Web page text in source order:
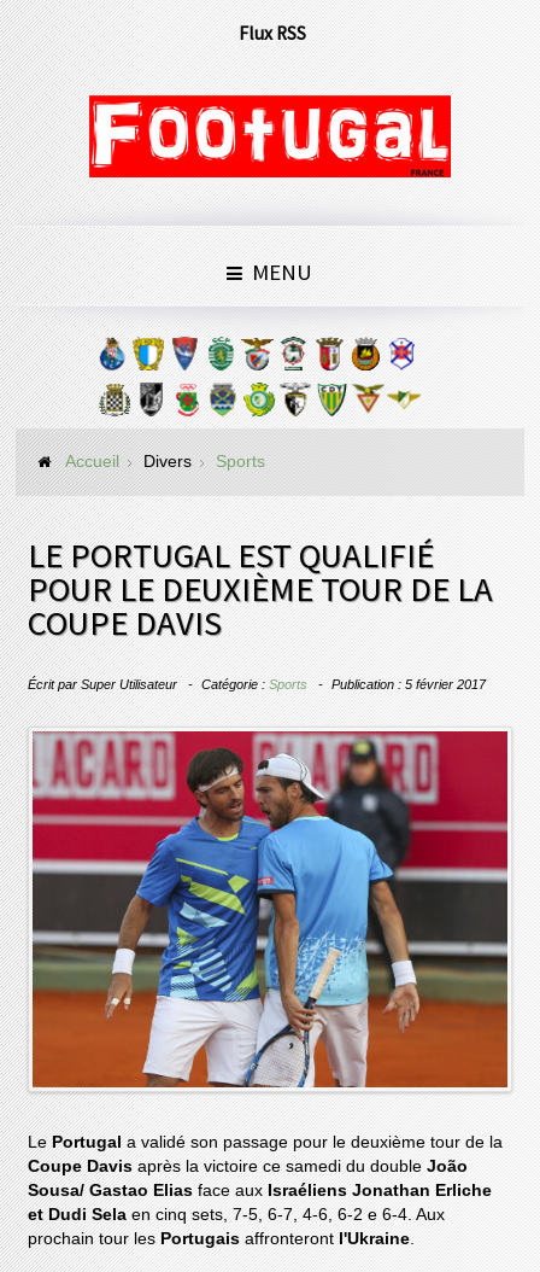
Flux RSS
MENU
Accueil Divers Sports
LE PORTUGAL EST QUALIFIÉ
POUR LE DEUXIÈME TOUR DE LA
COUPE DAVIS
Écrit parSuper Utilisateur Catégorie :Sports Publication : 5 février 2017
LePortugala validé son passage pour le deuxième tour de la
Coupe Davis après la victoire ce samedi du doubleJoão
Sousa/ Gastao Elias face aux Israéliens Jonathan Erliche
et Dudi Selaen cinq sets, 7-5, 6-7, 4-6, 6-2 e 6-4. Aux
prochain tour les Portugaisaffronteront l'Ukraine